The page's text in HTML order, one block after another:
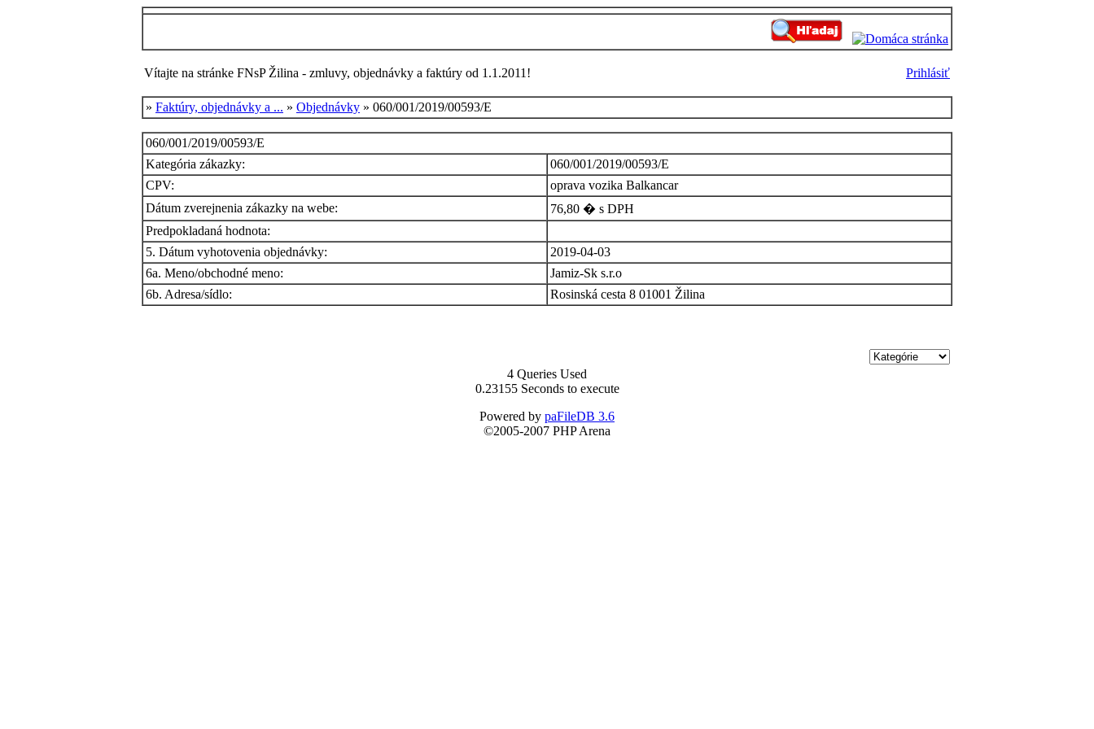
Vítajte na stránke FNsP Žilina - zmluvy, objednávky a faktúry od 1.1.2011! Prihlásiť
» Faktúry, objednávky a ... » Objednávky » 060/001/2019/00593/E
060/001/2019/00593/E
Kategória zákazky:
060/001/2019/00593/E
CPV:
oprava vozika Balkancar
Dátum zverejnenia zákazky na webe:
76,80 � s DPH
Predpokladaná hodnota:
5. Dátum vyhotovenia objednávky:
2019-04-03
6a. Meno/obchodné meno:
Jamiz-Sk s.r.o
6b. Adresa/sídlo:
Rosinská cesta 8 01001 Žilina
4 Queries Used
0.23155 Seconds to execute
Powered by paFileDB 3.6
©2005-2007 PHP Arena